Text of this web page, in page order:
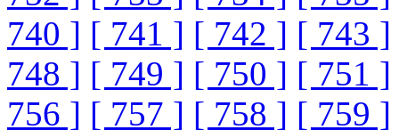
740 ] [ 741 ] [ 742 ] [ 743 ]
748 ] [ 749 ] [ 750 ] [ 751 ]
756 ] [ 757 ] [ 758 ] [ 759 ]